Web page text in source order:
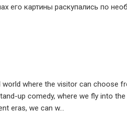
его картины раскупались по
where the visitor can choose
up comedy, where we fly into
eras, we can w...